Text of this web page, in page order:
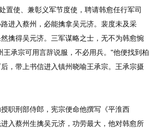
使、兼彰义军节度使，聘请韩愈任行军司
进入蔡州，必能擒拿吴元济。裴度未及采
擒得吴元济。三军谋略之士，无不为韩愈惋
承宗可用言辞说服，不必用兵。"他便找到柏
，带上书信进入镇州晓喻王承宗。王承宗摄
刑部侍郎，宪宗便命他撰写《平淮西
入蔡州生擒吴元济，功劳最大，他对韩愈所